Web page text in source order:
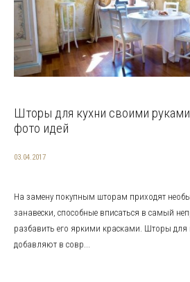
Шторы для кухни своими
фото идей
03.04.2017
На замену покупным шторам приходят
занавески, способные вписаться в самый
разбавить его яркими красками. Шторы для
добавляют в совр...